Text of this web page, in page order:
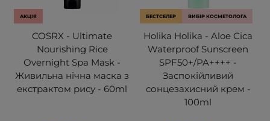
АКЦІЯ
COSRX - Ultimate
Nourishing Rice
Overnight Spa Mask -
Живильна нічна маска з
екстрактом рису - 60ml
БЕСТСЕЛЕР ВИБІР КОСМЕТОЛОГА
Holika Holika - Aloe Cica
Waterproof Sunscreen
SPF50+/PA++++ -
Заспокійливий
сонцезахисний крем -
100ml